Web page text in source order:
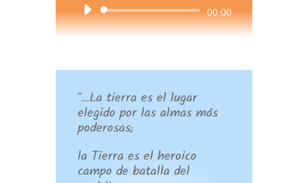
Reproductor
de
00:00
“…La tierra es el lugar
elegido por las almas más
poderosas;
la Tierra es el heroico
campo de batalla del